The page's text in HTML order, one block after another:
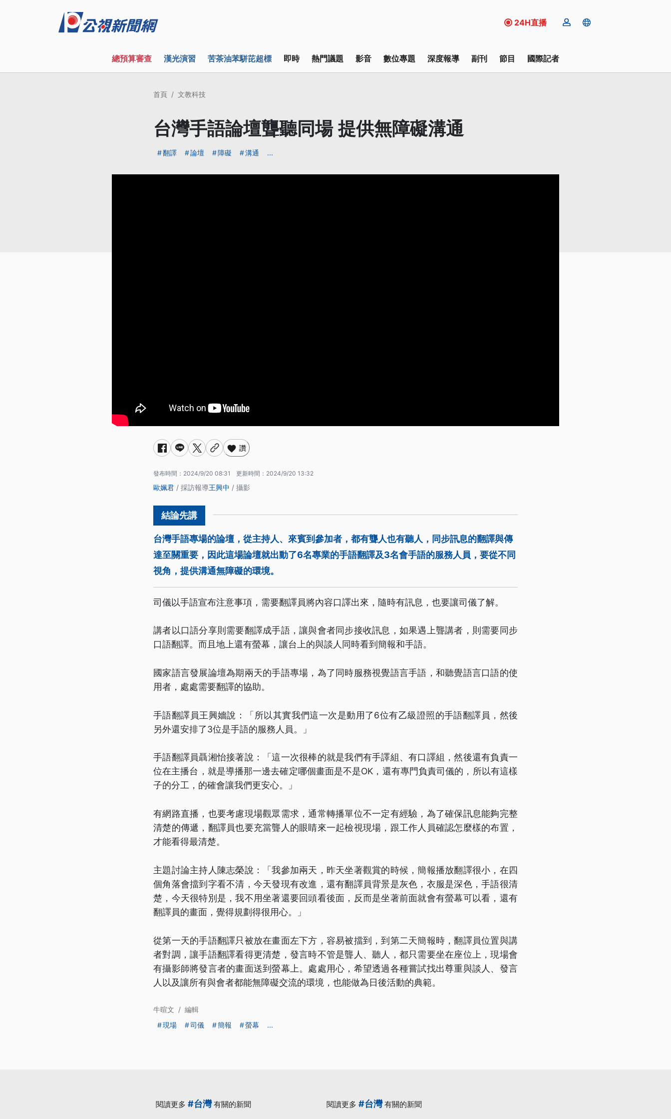
24H直播
總預算審查 漢光演習 苦茶油苯駢芘超標 即時 熱門議題 影音 數位專題 深度報導 副刊 節目 國際記者
首頁 文教科技
台灣手語論壇聾聽同場 提供無障礙溝通
翻譯 論壇 障礙 溝通 ...
讚
發布時間： 2024/9/20 08:31 更新時間： 2024/9/20 13:32
歐姵君 / 採訪報導王興中 / 攝影
台灣手語專場的論壇，從主持人、來賓到參加者，都有聾人也有聽人，同步訊息的翻譯與傳
達至關重要，因此這場論壇就出動了6名專業的手語翻譯及3名會手語的服務人員，要從不同
視角，提供溝通無障礙的環境。
司儀以手語宣布注意事項，需要翻譯員將內容口譯出來，隨時有訊息，也要讓司儀了解。
講者以口語分享則需要翻譯成手語，讓與會者同步接收訊息，如果遇上聾講者，則需要同步
口語翻譯。而且地上還有螢幕，讓台上的與談人同時看到簡報和手語。
國家語言發展論壇為期兩天的手語專場，為了同時服務視覺語言手語，和聽覺語言口語的使
用者，處處需要翻譯的協助。
手語翻譯員王興嬙說：「所以其實我們這一次是動用了6位有乙級證照的手語翻譯員，然後
另外還安排了3位是手語的服務人員。」
手語翻譯員聶湘怡接著說：「這一次很棒的就是我們有手譯組、有口譯組，然後還有負責一
位在主播台，就是導播那一邊去確定哪個畫面是不是OK，還有專門負責司儀的，所以有這樣
子的分工，的確會讓我們更安心。」
有網路直播，也要考慮現場觀眾需求，通常轉播單位不一定有經驗，為了確保訊息能夠完整
清楚的傳遞，翻譯員也要充當聾人的眼睛來一起檢視現場，跟工作人員確認怎麼樣的布置，
才能看得最清楚。
主題討論主持人陳志榮說：「我參加兩天，昨天坐著觀賞的時候，簡報播放翻譯很小，在四
個角落會擋到字看不清，今天發現有改進，還有翻譯員背景是灰色，衣服是深色，手語很清
楚，今天很特別是，我不用坐著還要回頭看後面，反而是坐著前面就會有螢幕可以看，還有
翻譯員的畫面，覺得規劃得很用心。」
從第一天的手語翻譯只被放在畫面左下方，容易被擋到，到第二天簡報時，翻譯員位置與講
者對調，讓手語翻譯看得更清楚，發言時不管是聾人、聽人，都只需要坐在座位上，現場會
有攝影師將發言者的畫面送到螢幕上。處處用心，希望透過各種嘗試找出尊重與談人、發言
人以及讓所有與會者都能無障礙交流的環境，也能做為日後活動的典範。
牛暄文 / 編輯
現場
司儀 簡報 螢幕 ...
閱讀更多 #台灣有關的新聞 閱讀更多 #台灣有關的新聞